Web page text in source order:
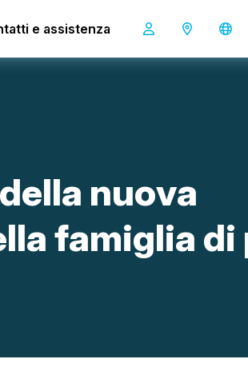
e assistenza
mop
della nuova
llafamiglia di